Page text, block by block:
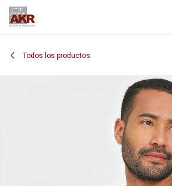
Ir al contenido
Todos los productos